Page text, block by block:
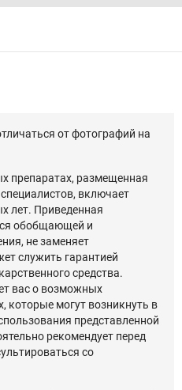
от фотографий на
препаратах, размещенная
включает
лет. Приведенная
обобщающей и
не заменяет
служить гарантией
средства.
вас о возможных
которые могут возникнуть в
представленной
рекомендует перед
со